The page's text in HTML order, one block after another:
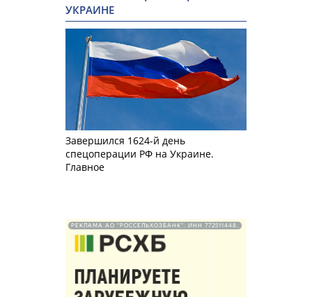
УКРАИНЕ
Завершился 1624-й день
спецоперации РФ на Украине.
Главное
РЕКЛАМА АО "РОССЕЛЬХОЗБАНК". ИНН 772511448.